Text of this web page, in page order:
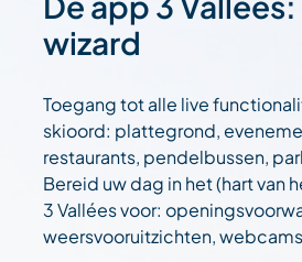
wizard
Toegang tot alle live
skioord: plattegrond,
restaurants, pendelbussen,
Bereid uw dag in het (hart van
3 Vallées voor:
weersvooruitzichten,